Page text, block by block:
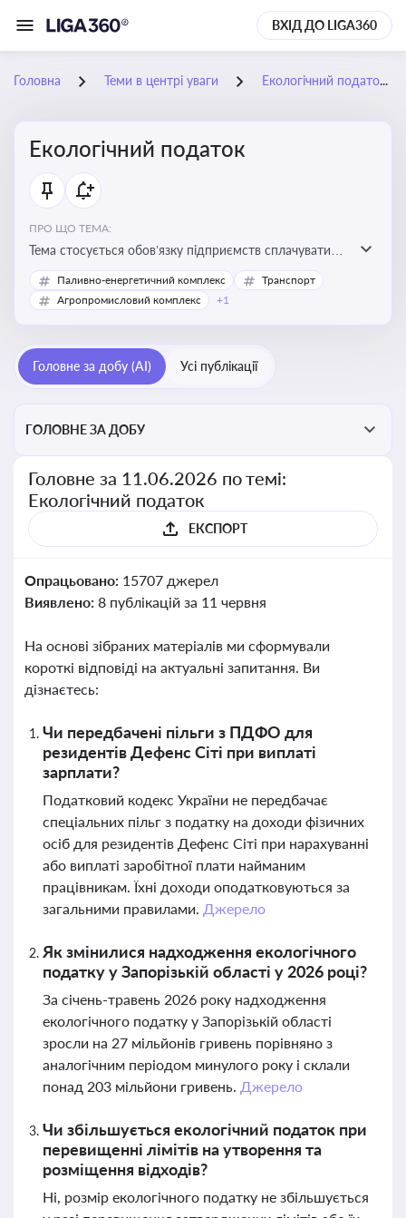
ВХІД ДО LIGA360
Головна Теми в центрі уваги Екологічний податок
Екологічний податок
ПРО ЩО ТЕМА:
Тема стосується обов’язку підприємств сплачувати
екологічний податок за забруднення довкілля. Вона
важлива для екологічного контролю бізнесу,
Паливно-енергетичний комплекс
Транспорт
Агропромисловий комплекс
+1
Головне за добу (AI) Усі публікації
ГОЛОВНЕ ЗА ДОБУ
Головне за 11.06.2026 по темі:
Екологічний податок
ЕКСПОРТ
Опрацьовано: 15707 джерел
Виявлено: 8 публікацій за 11 червня
На основі зібраних матеріалів ми сформували
короткі відповіді на актуальні запитання. Ви
дізнаєтесь:
Чи передбачені пільги з ПДФО для
резидентів Дефенс Сіті при виплаті
зарплати?
Податковий кодекс України не передбачає
спеціальних пільг з податку на доходи фізичних
осіб для резидентів Дефенс Сіті при нарахуванні
або виплаті заробітної плати найманим
працівникам. Їхні доходи оподатковуються за
загальними правилами. Джерело
Як змінилися надходження екологічного
податку у Запорізькій області у 2026 році?
За січень-травень 2026 року надходження
екологічного податку у Запорізькій області
зросли на 27 мільйонів гривень порівняно з
аналогічним періодом минулого року і склали
понад 203 мільйони гривень. Джерело
Чи збільшується екологічний податок при
перевищенні лімітів на утворення та
розміщення відходів?
Ні, розмір екологічного податку не збільшується